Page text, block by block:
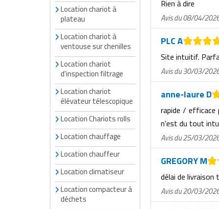
Ustensile cuisine professionnel
Vêtements personnalisés
Vitrines pour magasin
Traitement de l'air
Traitement des eaux
Trancheuse professionnelle
Transformateur électrique
Tubes et profilés
Tuyau flexible
Tuyau galvanisé
Tuyau renforcé
Ventilateurs et aération d'atelier
Tapis de bureau
Tapis et caillebotis
Traitement des surfaces
Traitement du linge
Vestiaires et casiers
Equipements de football
Equipements de karting
Equipements pour patinage
Equipements pour roller
Equipements pour skateboard
Equipements pour stade et terrain
Jeu gymnique
Matériel de fitness
Pétrin professionnel
Piano de cuisson
Plats et plateaux
Pompes à sauce
Portes commandes restaurant
Présentoir pour restaurant
Réchaud professionnel
Réfrigérateur professionnel
Restauration foraine
Location chariot à
plateau
Location chariot à
ventouse sur chenilles
Location chariot
d'inspection filtrage
Location chariot
élévateur télescopique
Location Chariots rolls
Location chauffage
Location chauffeur
Location climatiseur
Location compacteur à
déchets
Rien à dire
Avis du 08/04/
PLC A
Site intuitif.
Avis du 30/03/
anne-laure D
rapide / efficace
n'est du tout
Avis du 25/03/
GREGORY M
délai de livraison
Avis du 20/03/